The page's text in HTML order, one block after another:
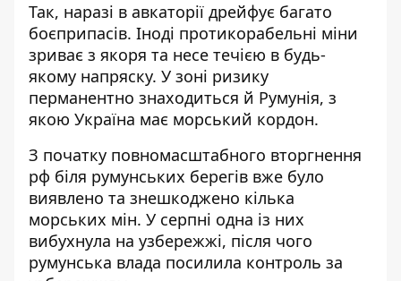
Так, наразі в авкаторії дрейфує багато
боєприпасів. Іноді протикорабельні міни
зриває з якоря та несе течією в будь-
якому напряску. У зоні ризику
перманентно знаходиться й Румунія, з
якою Україна має морський кордон.
З початку повномасштабного вторгнення
рф біля румунських берегів вже було
виявлено та знешкоджено кілька
морських мін. У серпні одна із них
вибухнула на узбережжі, після чого
румунська влада посилила контроль за